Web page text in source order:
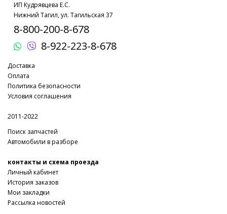
ИП Кудрявцева Е.С.
Нижний Тагил, ул. Тагильская 37
8-800-200-8-678
8-922-223-8-678
Доставка
Оплата
Политика безопасности
Условия соглашения
2011-2022
Поиск запчастей
Автомобили в разборе
контакты и схема проезда
Личный кабинет
История заказов
Мои закладки
Рассылка новостей